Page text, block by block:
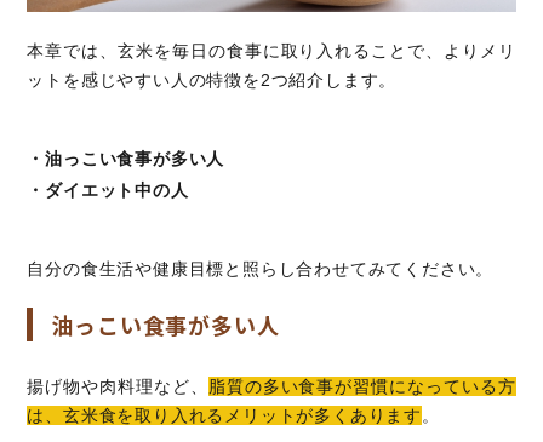
本章では、玄米を毎日の食事に取り入れることで、よりメリ
ットを感じやすい人の特徴を2つ紹介します。
・油っこい食事が多い人
・ダイエット中の人
自分の食生活や健康目標と照らし合わせてみてください。
油っこい食事が多い人
揚げ物や肉料理など、
脂質の多い食事が習慣になっている方
は、玄米食を取り入れるメリットが多くあります 。